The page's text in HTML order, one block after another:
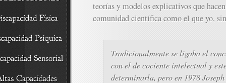
teorías y modelos explicativos que
comunidad científica como el que yo,
Tradicionalmente se ligaba el
con el de cociente intelectual y
determinarla, pero en 1978